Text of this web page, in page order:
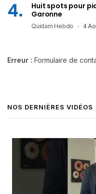
Huit spots pour
Garonne
Quidam Hebdo 4
Erreur : Formulaire de
NOS DERNIÈRES VIDÉOS